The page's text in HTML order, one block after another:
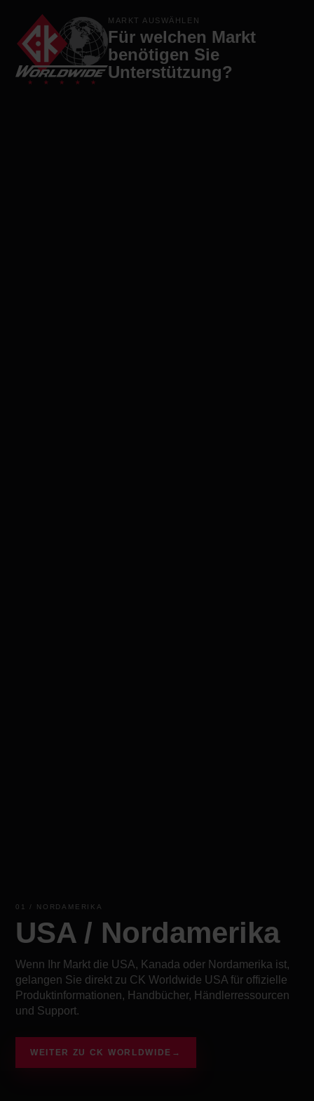
Produkte Marken Firma Kontakt
MARKT AUSWÄHLEN
Für welchen Markt
benötigen Sie
Unterstützung?
01 / NORDAMERIKA
USA / Nordamerika
Wenn Ihr Markt die USA, Kanada oder Nordamerika ist,
gelangen Sie direkt zu CK Worldwide USA für offizielle
Produktinformationen, Handbücher, Händlerressourcen
und Support.
WEITER ZU CK WORLDWIDE →